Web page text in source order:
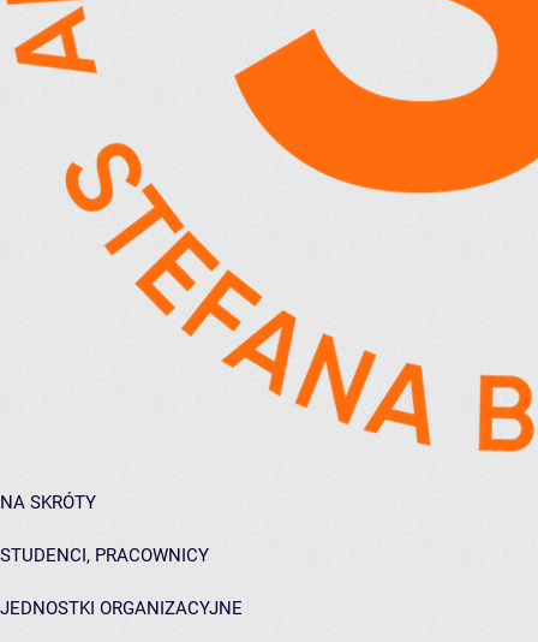
NA SKRÓTY
STUDENCI, PRACOWNICY
JEDNOSTKI ORGANIZACYJNE